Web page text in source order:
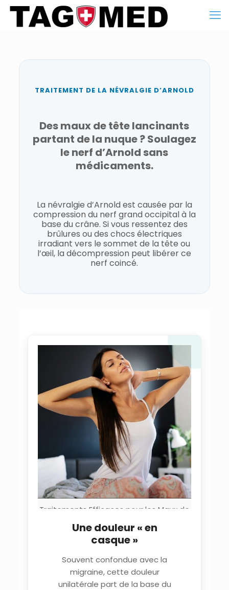
TRAITEMENT DE LA NÉVRALGIE D’ARNOLD
Des maux de tête lancinants
partant de la nuque ? Soulagez
le nerf d’Arnold sans
médicaments.
La névralgie d’Arnold est causée par la
compression du nerf grand occipital à la
base du crâne. Si vous ressentez des
brûlures ou des chocs électriques
irradiant vers le sommet de la tête ou
l’œil, la décompression peut libérer ce
nerf coincé.
Traitements Efficaces pour les Maux de
Cou par Décompression
Neurovertébrale et
OstéopathieClinique TAGMED Montréal
Terrebonne
Une douleur « en
casque »
Souvent confondue avec la
migraine, cette douleur
unilatérale part de la base du